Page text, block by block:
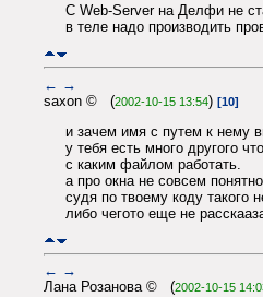
С Web-Server на Делфи не
в теле надо производить
← →
saxon © (2002-10-15 13:54) [10]
и зачем имя с путем к нему
у тебя есть много другого
с каким файлом работать.
а про окна не совсем понятно
судя по твоему коду такого
либо чегото еще не
← →
Лана Розанова © (2002-10-15